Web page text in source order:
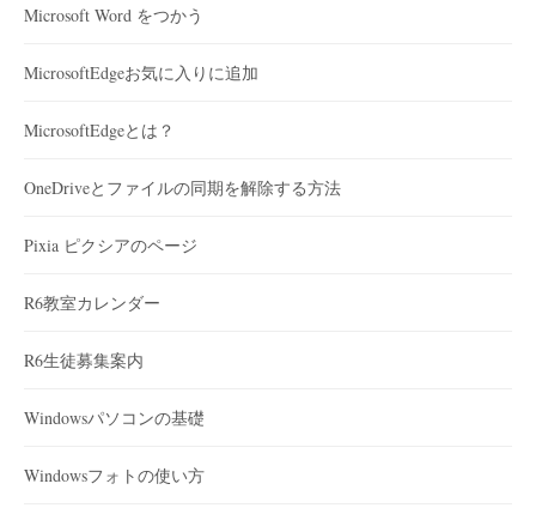
Microsoft Word をつかう
MicrosoftEdgeお気に入りに追加
MicrosoftEdgeとは？
OneDriveとファイルの同期を解除する方法
Pixia ピクシアのページ
R6教室カレンダー
R6生徒募集案内
Windowsパソコンの基礎
Windowsフォトの使い方